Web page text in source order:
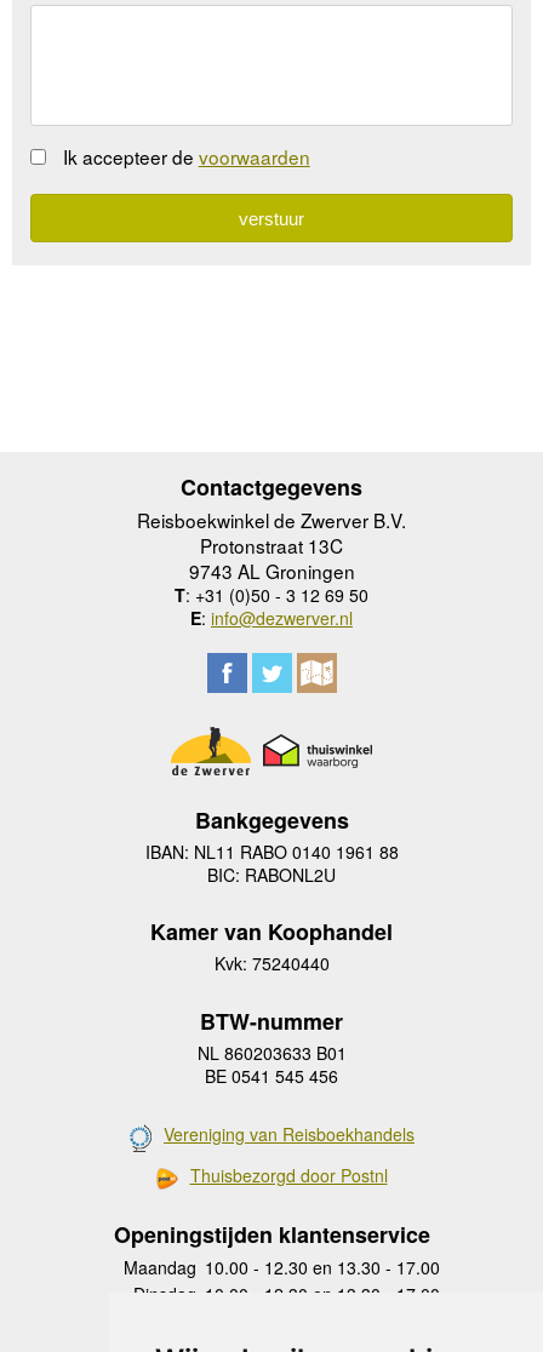
Ik accepteer de voorwaarden
Contactgegevens
Reisboekwinkel de Zwerver B.V.
Protonstraat 13C
9743 AL Groningen
T: +31 (0)50 - 3 12 69 50
E: info@dezwerver.nl
Bankgegevens
IBAN: NL11 RABO 0140 1961 88
BIC: RABONL2U
Kamer van Koophandel
Kvk: 75240440
BTW-nummer
NL 860203633 B01
BE 0541 545 456
Vereniging van Reisboekhandels
Thuisbezorgd door Postnl
Openingstijden klantenservice
Maandag 10.00 - 12.30 en 13.30 - 17.00
Dinsdag 10.00 - 12.30 en 13.30 - 17.00